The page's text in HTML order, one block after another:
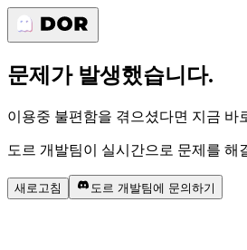
문제가 발생했습니다.
이용중 불편함을 겪으셨다면 지금 바
도르 개발팀이 실시간으로 문제를 해
새로고침 도르 개발팀에 문의하기